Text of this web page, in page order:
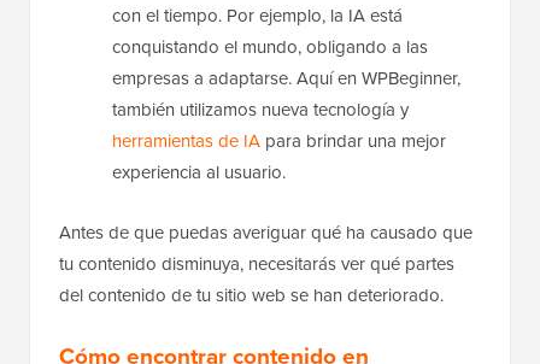
con el tiempo. Por ejemplo, la IA está
conquistando el mundo, obligando a las
empresas a adaptarse. Aquí en WPBeginner,
también utilizamos nueva tecnología y
herramientas de IA para brindar una mejor
experiencia al usuario.
Antes de que puedas averiguar qué ha causado que
tu contenido disminuya, necesitarás ver qué partes
del contenido de tu sitio web se han deteriorado.
Cómo encontrar contenido en